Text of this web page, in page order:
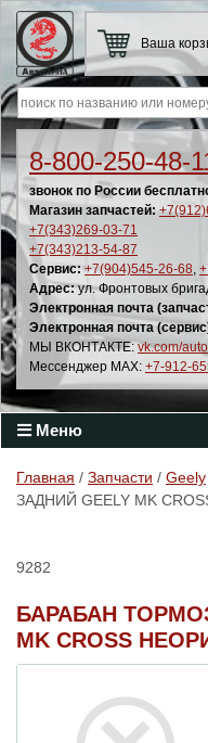
8-800-250-48-
звонок по России
Магазин запчастей:
+7(343)269-03-71
+7(343)213-54-87
Сервис: +7(904)545-26-68,
Адрес:ул. Фронтовых
Электронная почта
Электронная почта
МЫ ВКОНТАКТЕ: vk.com/
Мессенджер MAX: +7-912-
Ваша
Меню
Главная / Запчасти / Geely
ЗАДНИЙ GEELY MK
9282
БАРАБАН
MK CROSS